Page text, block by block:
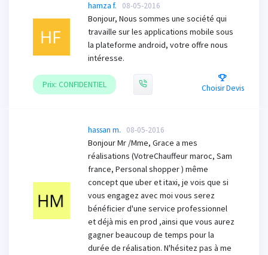
hamza f. 08-05-2016
Bonjour, Nous sommes une société qui
travaille sur les applications mobile sous
la plateforme android, votre offre nous
intéresse.
Prix: CONFIDENTIEL Choisir Devis
hassan m. 08-05-2016
Bonjour Mr /Mme, Grace a mes
réalisations (VotreChauffeur maroc, Sam
france, Personal shopper ) même
concept que uber et itaxi, je vois que si
vous engagez avec moi vous serez
bénéficier d'une service professionnel
et déjà mis en prod ,ainsi que vous aurez
gagner beaucoup de temps pour la
durée de réalisation. N'hésitez pas à me